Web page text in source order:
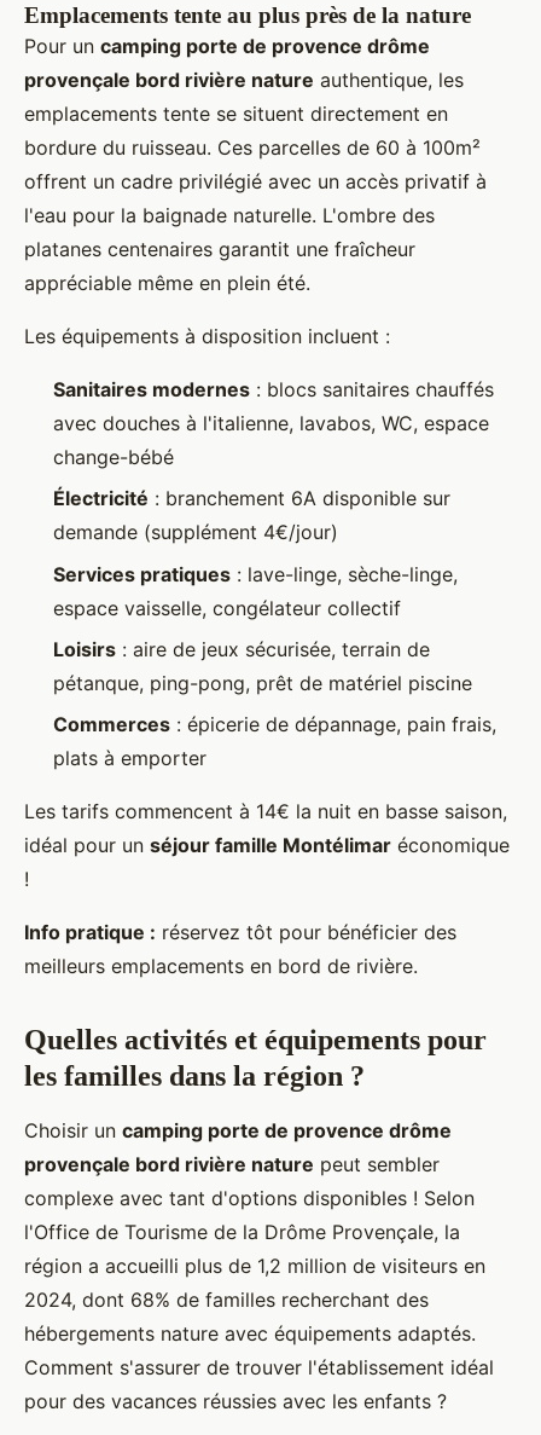
Emplacements tente au plus près de la nature
Pour un camping porte de provence drôme
provençale bord rivière nature authentique, les
emplacements tente se situent directement en
bordure du ruisseau. Ces parcelles de 60 à 100m²
offrent un cadre privilégié avec un accès privatif à
l'eau pour la baignade naturelle. L'ombre des
platanes centenaires garantit une fraîcheur
appréciable même en plein été.
Les équipements à disposition incluent :
Sanitaires modernes : blocs sanitaires chauffés
avec douches à l'italienne, lavabos, WC, espace
change-bébé
Électricité : branchement 6A disponible sur
demande (supplément 4€/jour)
Services pratiques : lave-linge, sèche-linge,
espace vaisselle, congélateur collectif
Loisirs : aire de jeux sécurisée, terrain de
pétanque, ping-pong, prêt de matériel piscine
Commerces : épicerie de dépannage, pain frais,
plats à emporter
Les tarifs commencent à 14€ la nuit en basse saison,
idéal pour un séjour famille Montélimar économique
!
Info pratique : réservez tôt pour bénéficier des
meilleurs emplacements en bord de rivière.
Quelles activités et équipements pour
les familles dans la région ?
Choisir un camping porte de provence drôme
provençale bord rivière nature peut sembler
complexe avec tant d'options disponibles ! Selon
l'Office de Tourisme de la Drôme Provençale, la
région a accueilli plus de 1,2 million de visiteurs en
2024, dont 68% de familles recherchant des
hébergements nature avec équipements adaptés.
Comment s'assurer de trouver l'établissement idéal
pour des vacances réussies avec les enfants ?